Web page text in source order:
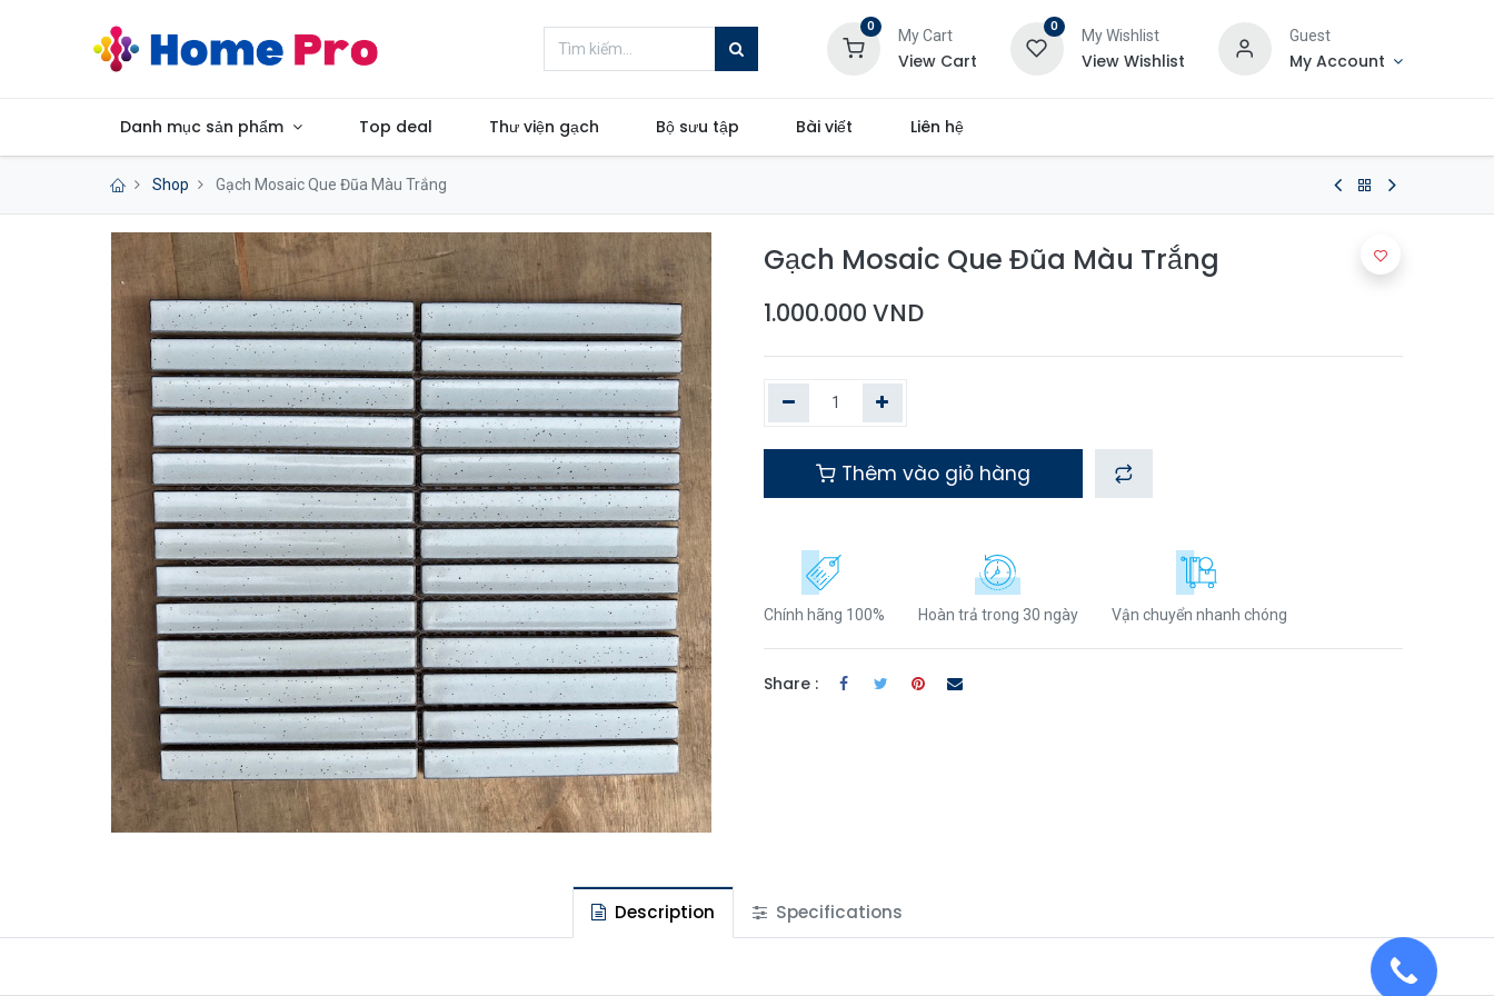
0
My Cart
View Cart
0
My Wishlist
View Wishlist
Guest
My Account
Danh mục sản phẩm Top deal Thư viện gạch Bộ sưu tập Bài viết Liên hệ
Shop Gạch Mosaic Que Đũa Màu Trắng
Gạch Mosaic Que Đũa Màu Trắng
1.000.000 VND
Thêm vào giỏ hàng
Chính hãng 100% Hoàn trả trong 30 ngày Vận chuyển nhanh chóng
Share :
Description Specifications